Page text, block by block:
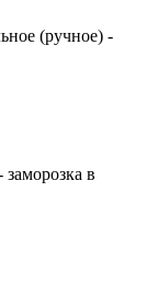
(ручное) -
в